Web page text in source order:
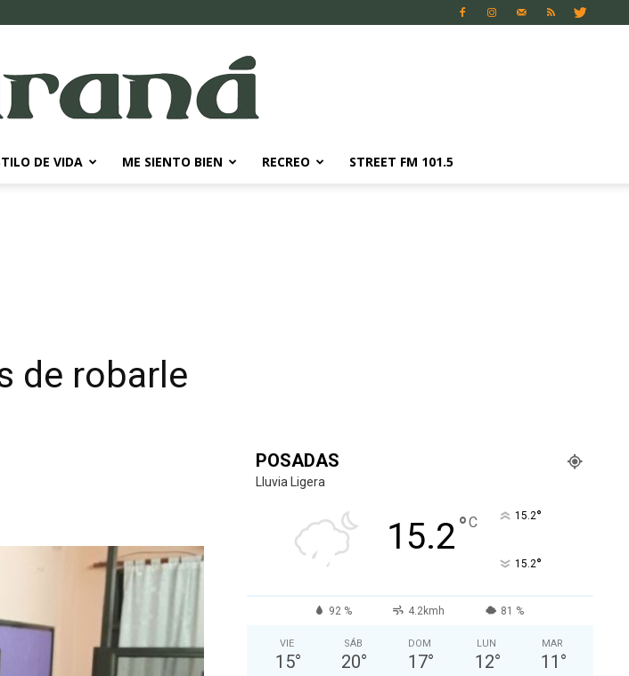
DE VIDA ME SIENTO BIEN RECREO STREET FM 101.5
de robarle
POSADAS
Lluvia Ligera
15.2°C 15.2°
15.2°
92 % 4.2kmh 81 %
VIE
15°
SÁB
20°
DOM
17°
LUN
12°
MAR
11 °